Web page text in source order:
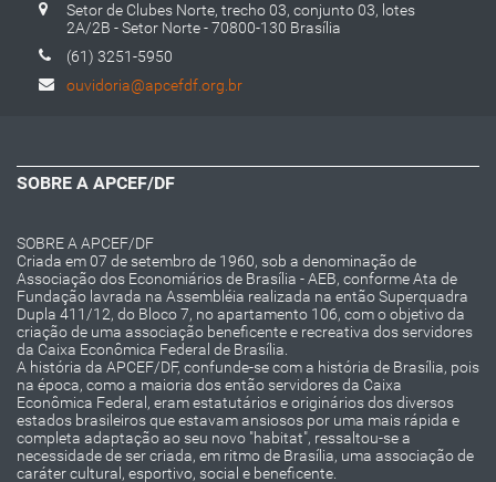
Setor de Clubes Norte, trecho 03, conjunto 03, lotes
2A/2B - Setor Norte - 70800-130 Brasília
(61) 3251-5950
ouvidoria@apcefdf.org.br
SOBRE A APCEF/DF
SOBRE A APCEF/DF
Criada em 07 de setembro de 1960, sob a denominação de
Associação dos Economiários de Brasília - AEB, conforme Ata de
Fundação lavrada na Assembléia realizada na então Superquadra
Dupla 411/12, do Bloco 7, no apartamento 106, com o objetivo da
criação de uma associação beneficente e recreativa dos servidores
da Caixa Econômica Federal de Brasília.
A história da APCEF/DF, confunde-se com a história de Brasília, pois
na época, como a maioria dos então servidores da Caixa
Econômica Federal, eram estatutários e originários dos diversos
estados brasileiros que estavam ansiosos por uma mais rápida e
completa adaptação ao seu novo "habitat", ressaltou-se a
necessidade de ser criada, em ritmo de Brasília, uma associação de
caráter cultural, esportivo, social e beneficente.